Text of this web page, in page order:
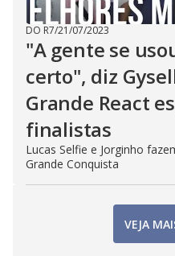
DO R7/21/07/2023
"A gente se
certo", diz
Grande React
finalistas
Lucas Selfie e Jorginho
Grande Conquista
VEJA